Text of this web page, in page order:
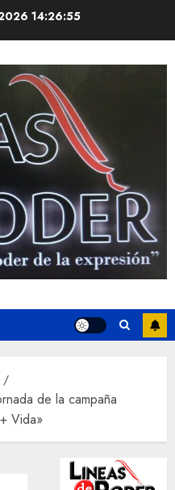
14:26:56
de la campaña
Vida»